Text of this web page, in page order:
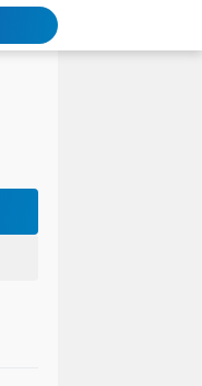
Pemkot Jakarta Barat Bagikan Ribuan Bendera Merah Putih Sambut HUT Ke-81 RI
Patroli Gabungan Perhutani dan Gakkum Perkuat Pengamanan Hutan di Lembang